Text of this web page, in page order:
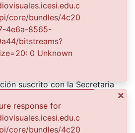
Hermanos establecido en
fecha aproximada, 1920.
Fotográfico y Fílmico del
de la Biblioteca
suscrito con la Secretaria
con el fin de aunar
preservación y
entre la comunidad
core/bundles/4c20
4e6a-8565-
bitstreams?
0 Unknown
×
response for
core/bundles/4c20